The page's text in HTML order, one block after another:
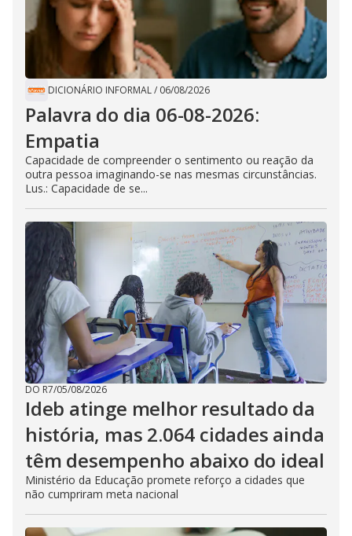
DICIONÁRIO INFORMAL/ 06/08/2026
Palavra do dia 06-08-2026:
Empatia
Capacidade de compreender o sentimento ou reação da
outra pessoa imaginando-se nas mesmas circunstâncias.
Lus.: Capacidade de se...
DO R7/05/08/2026
Ideb atinge melhor resultado da
história, mas 2.064 cidades ainda
têm desempenho abaixo do ideal
Ministério da Educação promete reforço a cidades que
não cumpriram meta nacional